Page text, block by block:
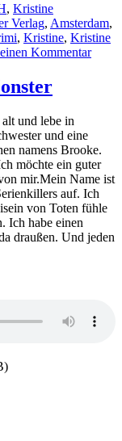
, Kristine
Verlag, Amsterdam,
, Kristine, Kristine
Kommentarzu
und lebe in
und eine
namens Brooke.
möchte ein guter
mir.Mein Name ist
auf. Ich
von Toten fühle
Ich habe einen
draußen. Und jeden